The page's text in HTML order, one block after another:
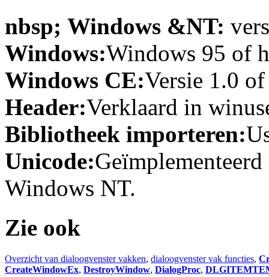
nbsp; Windows &NT:
Windows:Windows 95 of
Windows CE:Versie 1.0
Header:Verklaard in
Bibliotheek importeren:
Unicode:
Windows NT.
Zie ook
Overzicht van dialoogvenster vakken, dialoogvenster vak functies,
CreateWindowEx, DestroyWindow, DialogProc,